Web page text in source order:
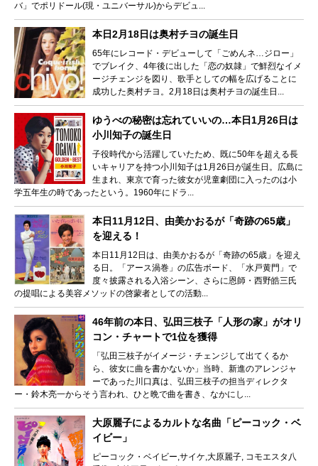
バ」でポリドール(現・ユニバーサル)からデビュ...
本日2月18日は奥村チヨの誕生日
65年にレコード・デビューして「ごめんネ…ジロー」
でブレイク、4年後に出した「恋の奴隷」で鮮烈なイメ
ージチェンジを図り、歌手としての幅を広げることに
成功した奥村チヨ。2月18日は奥村チヨの誕生日...
ゆうべの秘密は忘れていいの…本日1月26日は
小川知子の誕生日
子役時代から活躍していたため、既に50年を超える長
いキャリアを持つ小川知子は1月26日が誕生日。広島に
生まれ、東京で育った彼女が児童劇団に入ったのは小
学五年生の時であったという。1960年にドラ...
本日11月12日、由美かおるが「奇跡の65歳」
を迎える！
本日11月12日は、由美かおるが「奇跡の65歳」を迎え
る日。「アース渦巻」の広告ボード、「水戸黄門」で
度々披露される入浴シーン、さらに恩師・西野皓三氏
の提唱による美容メソッドの啓蒙者としての活動...
46年前の本日、弘田三枝子「人形の家」がオリ
コン・チャートで1位を獲得
「弘田三枝子がイメージ・チェンジして出てくるか
ら、彼女に曲を書かないか」当時、新進のアレンジャ
ーであった川口真は、弘田三枝子の担当ディレクタ
ー・鈴木亮一からそう言われ、ひと晩で曲を書き、なかにし...
大原麗子によるカルトな名曲「ピーコック・ベ
イビー」
ピーコック・ベイビー,サイケ,大原麗子, コモエスタ八